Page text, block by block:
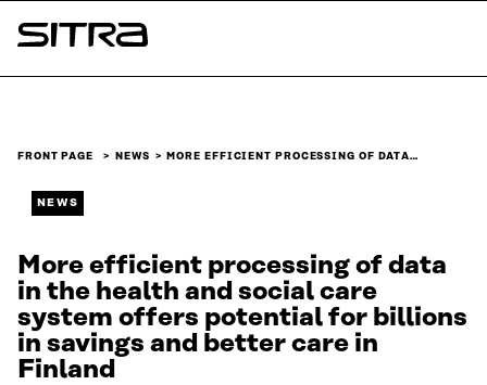
Skip to
content
Sitra
FRONT PAGE NEWS MORE EFFICIENT PROCESSING OF DATA…
NEWS
More efficient processing of data
in the health and social care
system offers potential for billions
in savings and better care in
Finland